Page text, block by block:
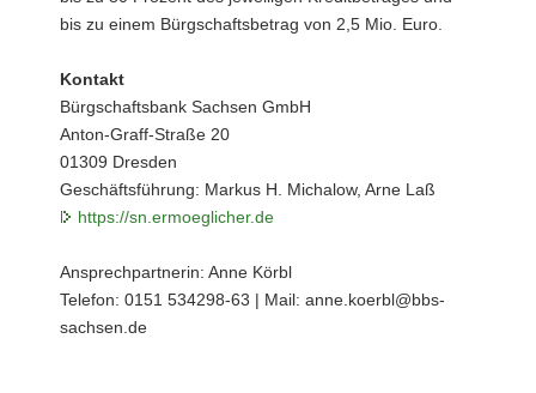
bis zu einem Bürgschaftsbetrag von 2,5 Mio. Euro.
Kontakt
Bürgschaftsbank Sachsen GmbH
Anton-Graff-Straße 20
01309 Dresden
Geschäftsführung: Markus H. Michalow, Arne Laß
https://sn.ermoeglicher.de
Ansprechpartnerin: Anne Körbl
Telefon: 0151 534298-63 | Mail: anne.koerbl@bbs-
sachsen.de